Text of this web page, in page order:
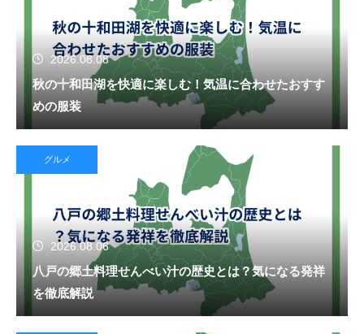
2026.08.08
秋の十和田湖を快適に楽しむ！気温に合わせたおすす
めの服装
グルメ
2026.08.06
八戸の郷土料理せんべい汁の歴史とは？気になる発祥
を徹底解説